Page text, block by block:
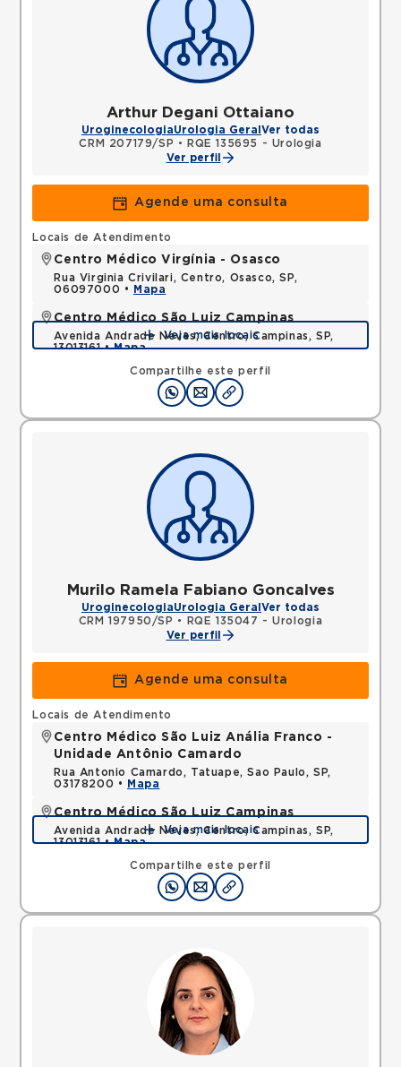
Arthur Degani Ottaiano
UroginecologiaUrologia Geral Ver todas
CRM 207179/SP •
RQE 135695 - Urologia
Ver perfil
Agende uma consulta
Compartilhe este perfil
Locais de Atendimento
Centro Médico Virgínia - Osasco
Rua Virginia Crivilari, Centro, Osasco, SP,
06097000 •
Mapa
Centro Médico São Luiz Campinas
Avenida Andrade Neves, Centro, Campinas, SP,
13013161 •Mapa
Veja mais locais
Murilo Ramela Fabiano Goncalves
UroginecologiaUrologia Geral Ver todas
CRM 197950/SP •
RQE 135047 - Urologia
Ver perfil
Agende uma consulta
Compartilhe este perfil
Locais de Atendimento
Centro Médico São Luiz Anália Franco -
Unidade Antônio Camardo
Rua Antonio Camardo, Tatuape, Sao Paulo, SP,
03178200 •
Mapa
Centro Médico São Luiz Campinas
Avenida Andrade Neves, Centro, Campinas, SP,
13013161 •Mapa
Veja mais locais